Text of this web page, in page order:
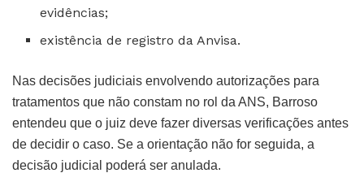
evidências;
existência de registro da Anvisa.
Nas decisões judiciais envolvendo autorizações para
tratamentos que não constam no rol da ANS, Barroso
entendeu que o juiz deve fazer diversas verificações antes
de decidir o caso. Se a orientação não for seguida, a
decisão judicial poderá ser anulada.